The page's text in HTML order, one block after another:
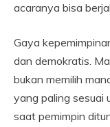
acaranya bisa
Gaya
dan demokratis.
bukan memilih
yang paling sesuai
saat pemimpin